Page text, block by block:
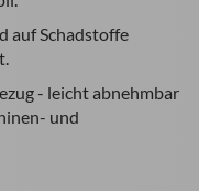
auf Schadstoffe
- leicht abnehmbar
und